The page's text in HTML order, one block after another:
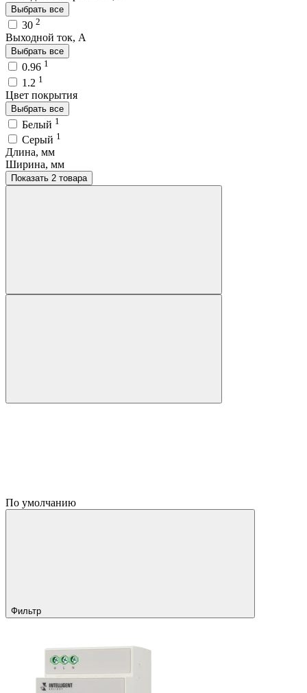
Выбрать все
30 2
Выходной ток, A
Выбрать все
0.96 1
1.2 1
Цвет покрытия
Выбрать все
Белый 1
Серый 1
Длина, мм
Ширина, мм
Показать 2 товара
По умолчанию
Фильтр